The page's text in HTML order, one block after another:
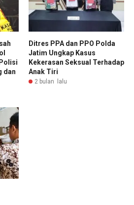
dan
Ditres PPA dan PPO Polda
Jatim Ungkap Kasus
Kekerasan Seksual Terhadap
Anak Tiri
2 bulan lalu